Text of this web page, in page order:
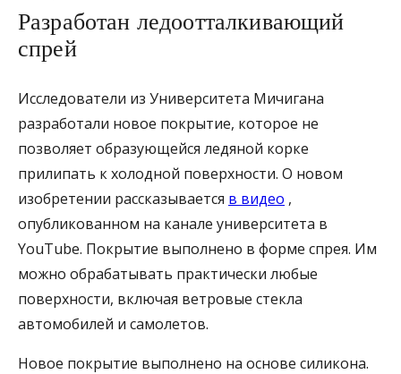
Разработан ледоотталкивающий
спрей
Исследователи из Университета Мичигана
разработали новое покрытие, которое не
позволяет образующейся ледяной корке
прилипать к холодной поверхности. О новом
изобретении рассказывается в видео ,
опубликованном на канале университета в
YouTube. Покрытие выполнено в форме спрея. Им
можно обрабатывать практически любые
поверхности, включая ветровые стекла
автомобилей и самолетов.
Новое покрытие выполнено на основе силикона.